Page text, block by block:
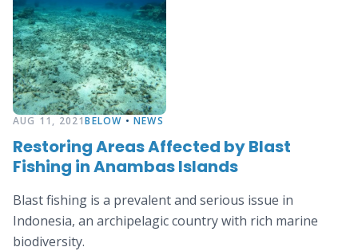
AUG 11, 2021BELOW •NEWS
Restoring Areas Affected by Blast
Fishing in Anambas Islands
Blast fishing is a prevalent and serious issue in
Indonesia, an archipelagic country with rich marine
biodiversity.